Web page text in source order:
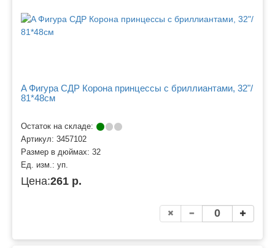
A Фигура СДР Корона принцессы с бриллиантами, 32"/
81*48см
Остаток на складе:
Артикул: 3457102
Размер в дюймах: 32
Ед. изм.: уп.
Цена:261 р.